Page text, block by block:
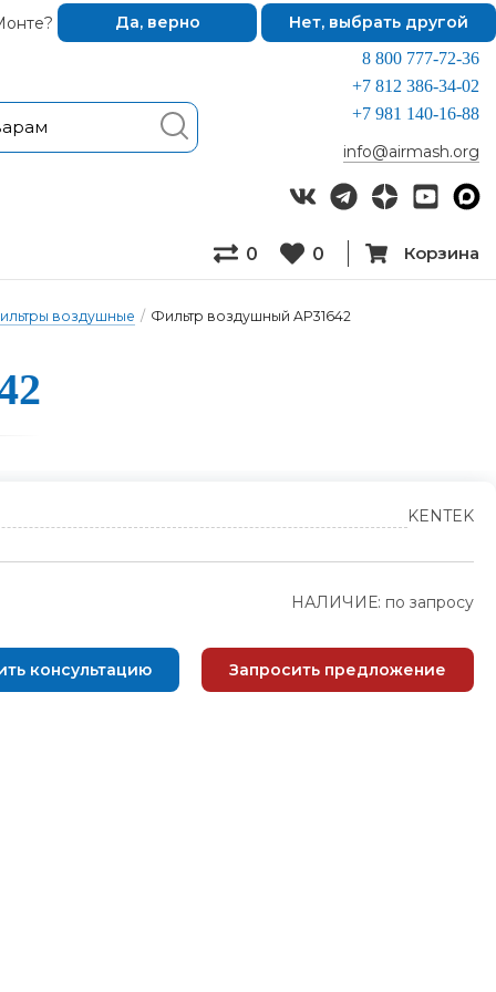
Да, верно Нет, выбрать другой
8 800 777-72-36
+7 812 386-34-02
+7 981 140-16-88
info@airmash.org
0 0 Корзина
воздушные / Фильтр воздушный AP31642
KENTEK
НАЛИЧИЕ: по запросу
консультацию Запросить предложение